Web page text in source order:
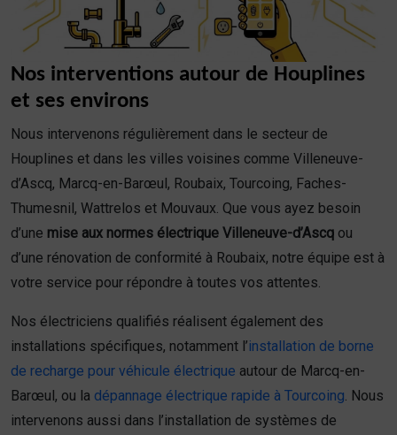
Nos interventions autour de Houplines
et ses environs
Nous intervenons régulièrement dans le secteur de
Houplines et dans les villes voisines comme Villeneuve-
d’Ascq, Marcq-en-Barœul, Roubaix, Tourcoing, Faches-
Thumesnil, Wattrelos et Mouvaux. Que vous ayez besoin
d’une mise aux normes électrique Villeneuve-d’Ascq ou
d’une rénovation de conformité à Roubaix, notre équipe est à
votre service pour répondre à toutes vos attentes.
Nos électriciens qualifiés réalisent également des
installations spécifiques, notamment l’installation de borne
de recharge pour véhicule électrique autour de Marcq-en-
Barœul, ou la dépannage électrique rapide à Tourcoing . Nous
intervenons aussi dans l’installation de systèmes de